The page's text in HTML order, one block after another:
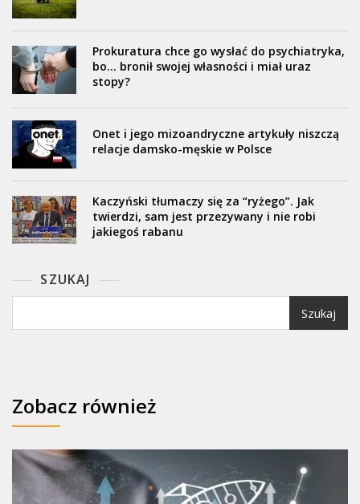
Prokuratura chce go wysłać do psychiatryka,
bo… bronił swojej własności i miał uraz
stopy?
Onet i jego mizoandryczne artykuły niszczą
relacje damsko-męskie w Polsce
Kaczyński tłumaczy się za “ryżego”. Jak
twierdzi, sam jest przezywany i nie robi
jakiegoś rabanu
SZUKAJ
Szukaj
Zobacz również